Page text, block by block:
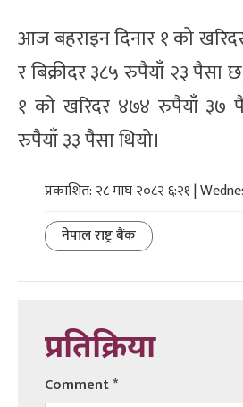
आज बहराइन दिनार १ को
र बिक्रीदर ३८५ रुपैयाँ २३ पैसा
१ को खरिदर ४७४ रुपैयाँ ३७
रुपैयाँ ३३ पैसा थियो।
प्रकाशित: २८ माघ २०८२ ६:२१ |
नेपाल राष्ट्र बैंक
प्रतिक्रिया
Comment*